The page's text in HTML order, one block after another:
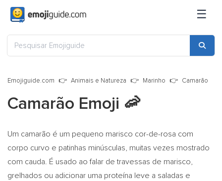
☰
Emojiguide.com Animais e Natureza Marinho Camarão
Camarão Emoji 🦐
Um camarão é um pequeno marisco cor-de-rosa com
corpo curvo e patinhas minúsculas, muitas vezes mostrado
com cauda. É usado ao falar de travessas de marisco,
grelhados ou adicionar uma proteína leve a saladas e